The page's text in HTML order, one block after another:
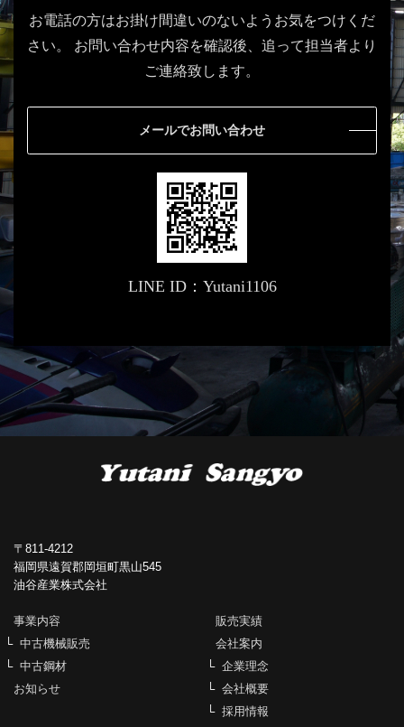
お電話の方はお掛け間違いのないようお気をつけくだ
さい。
お問い合わせ内容を確認後、追って担当者より
ご連絡致します。
メールでお問い合わせ
LINE ID：Yutani1106
〒811-4212
福岡県遠賀郡岡垣町黒山545
油谷産業株式会社
事業内容
中古機械販売
中古鋼材
お知らせ
販売実績
会社案内
企業理念
会社概要
採用情報